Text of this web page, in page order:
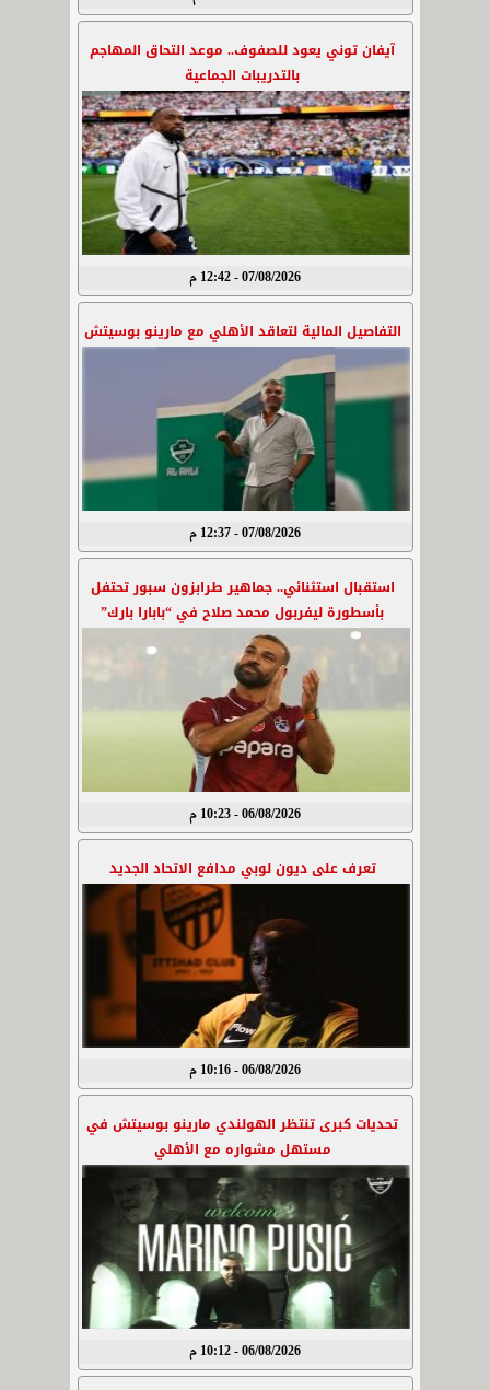
آيفان توني يعود للصفوف.. موعد التحاق المهاجم
بالتدريبات الجماعية
07/08/2026 - 12:42 م
التفاصيل المالية لتعاقد الأهلي مع مارينو بوسيتش
07/08/2026 - 12:37 م
استقبال استثنائي.. جماهير طرابزون سبور تحتفل
بأسطورة ليفربول محمد صلاح في “بابارا بارك”
06/08/2026 - 10:23 م
تعرف على ديون لوبي مدافع الاتحاد الجديد
06/08/2026 - 10:16 م
تحديات كبرى تنتظر الهولندي مارينو بوسيتش في
مستهل مشواره مع الأهلي
06/08/2026 - 10:12 م